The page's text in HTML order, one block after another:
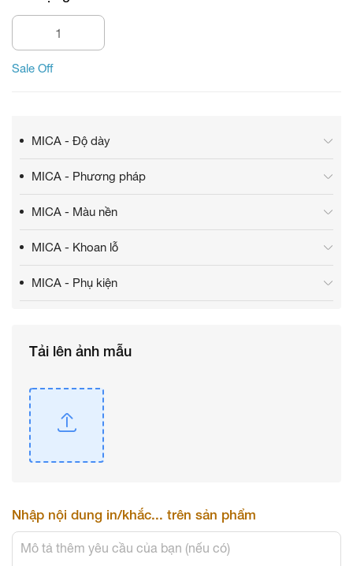
Sale Off
MICA - Độ dày
MICA - Phương pháp
MICA - Màu nền
MICA - Khoan lỗ
MICA - Phụ kiện
Tải lên ảnh mẫu
Nhập nội dung in/khắc... trên sản phẩm